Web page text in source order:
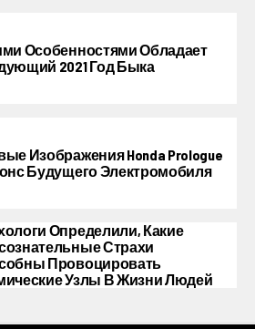
Особенностями Обладает
2021 Год Быка
Изображения Honda Prologue
Будущего Электромобиля
Определили, Какие
Страхи
Провоцировать
Узлы В Жизни Людей